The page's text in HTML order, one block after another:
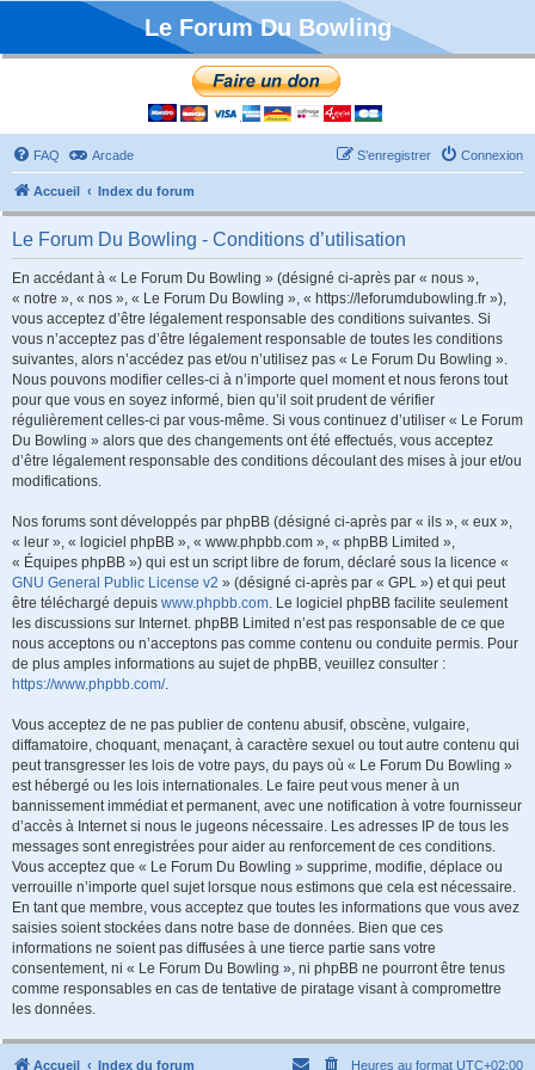
Le Forum Du Bowling
FAQ Arcade Connexion
S’enregistrer
Accueil Index du forum
Le Forum Du Bowling - Conditions d’utilisation
En accédant à « Le Forum Du Bowling » (désigné ci-après par « nous »,
« notre », « nos », « Le Forum Du Bowling », « https://leforumdubowling.fr »),
vous acceptez d’être légalement responsable des conditions suivantes. Si
vous n’acceptez pas d’être légalement responsable de toutes les conditions
suivantes, alors n’accédez pas et/ou n’utilisez pas « Le Forum Du Bowling ».
Nous pouvons modifier celles-ci à n’importe quel moment et nous ferons tout
pour que vous en soyez informé, bien qu’il soit prudent de vérifier
régulièrement celles-ci par vous-même. Si vous continuez d’utiliser « Le Forum
Du Bowling » alors que des changements ont été effectués, vous acceptez
d’être légalement responsable des conditions découlant des mises à jour et/ou
modifications.
Nos forums sont développés par phpBB (désigné ci-après par « ils », « eux »,
« leur », « logiciel phpBB », « www.phpbb.com », « phpBB Limited »,
« Équipes phpBB ») qui est un script libre de forum, déclaré sous la licence «
GNU General Public License v2 » (désigné ci-après par « GPL ») et qui peut
être téléchargé depuis www.phpbb.com. Le logiciel phpBB facilite seulement
les discussions sur Internet. phpBB Limited n’est pas responsable de ce que
nous acceptons ou n’acceptons pas comme contenu ou conduite permis. Pour
de plus amples informations au sujet de phpBB, veuillez consulter :
https://www.phpbb.com/.
Vous acceptez de ne pas publier de contenu abusif, obscène, vulgaire,
diffamatoire, choquant, menaçant, à caractère sexuel ou tout autre contenu qui
peut transgresser les lois de votre pays, du pays où « Le Forum Du Bowling »
est hébergé ou les lois internationales. Le faire peut vous mener à un
bannissement immédiat et permanent, avec une notification à votre fournisseur
d’accès à Internet si nous le jugeons nécessaire. Les adresses IP de tous les
messages sont enregistrées pour aider au renforcement de ces conditions.
Vous acceptez que « Le Forum Du Bowling » supprime, modifie, déplace ou
verrouille n’importe quel sujet lorsque nous estimons que cela est nécessaire.
En tant que membre, vous acceptez que toutes les informations que vous avez
saisies soient stockées dans notre base de données. Bien que ces
informations ne soient pas diffusées à une tierce partie sans votre
consentement, ni « Le Forum Du Bowling », ni phpBB ne pourront être tenus
comme responsables en cas de tentative de piratage visant à compromettre
les données.
Accueil Index du forum Heures au format UTC+02:00